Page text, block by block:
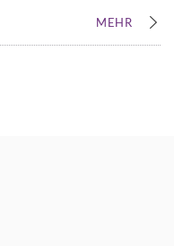
MEHR